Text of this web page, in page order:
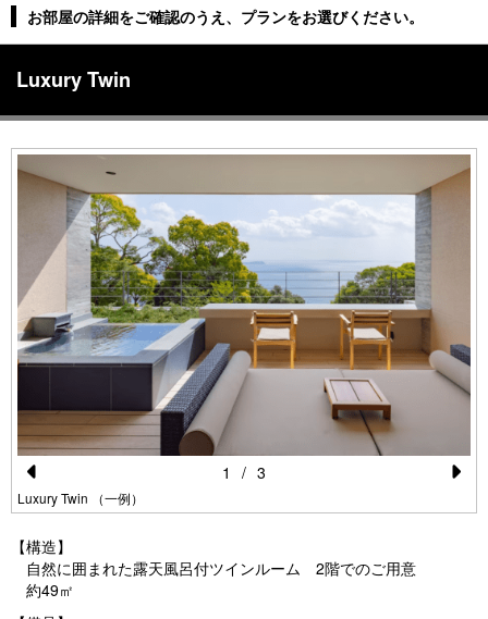
お部屋の詳細をご確認のうえ、プランをお選びください。
Luxury Twin
Pr
e
vi
o
Luxury Twin （一例）
1 / 3
【構造】
自然に囲まれた露天風呂付ツインルーム 2階でのご用意
約49㎡